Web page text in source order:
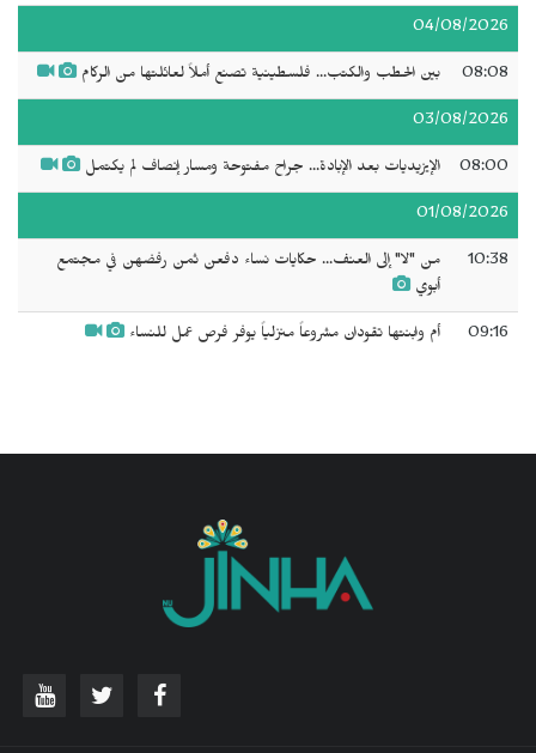
04/08/2026
08:08 بين الحطب والكتب... فلسطينية تصنع أملاً لعائلتها من الركام
03/08/2026
08:00 الإيزيديات بعد الإبادة... جراح مفتوحة ومسار إنصاف لم يكتمل
01/08/2026
10:38
من "لا" إلى العنف... حكايات نساء دفعن ثمن رفضهن في مجتمع
أبوي
09:16 أم وابنتها تقودان مشروعاً منزلياً يوفر فرص عمل للنساء